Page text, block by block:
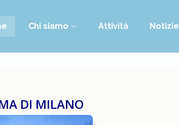
Chi siamo Attività Notizie
DI MILANO